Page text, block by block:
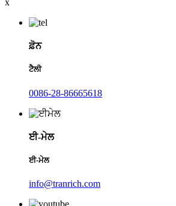
x
ਫ਼ੋਨ
ਟੈਲੀ
0086-28-86665618
ਈ-ਮੇਲ
ਈ-ਮੇਲ
info@tranrich.com